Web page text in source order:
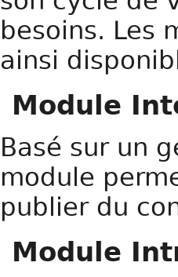
besoins. Les
ainsi
Module
Basé sur un
module
publier du
Module